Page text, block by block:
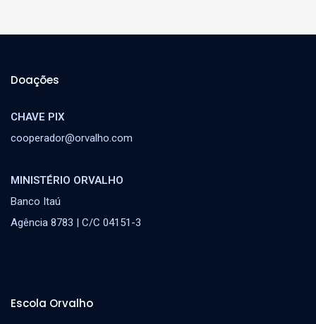
Escola Orvalho
Doações
CHAVE PIX
cooperador@orvalho.com
MINISTÉRIO ORVALHO
Banco Itaú
Agência 8783 | C/C 04151-3